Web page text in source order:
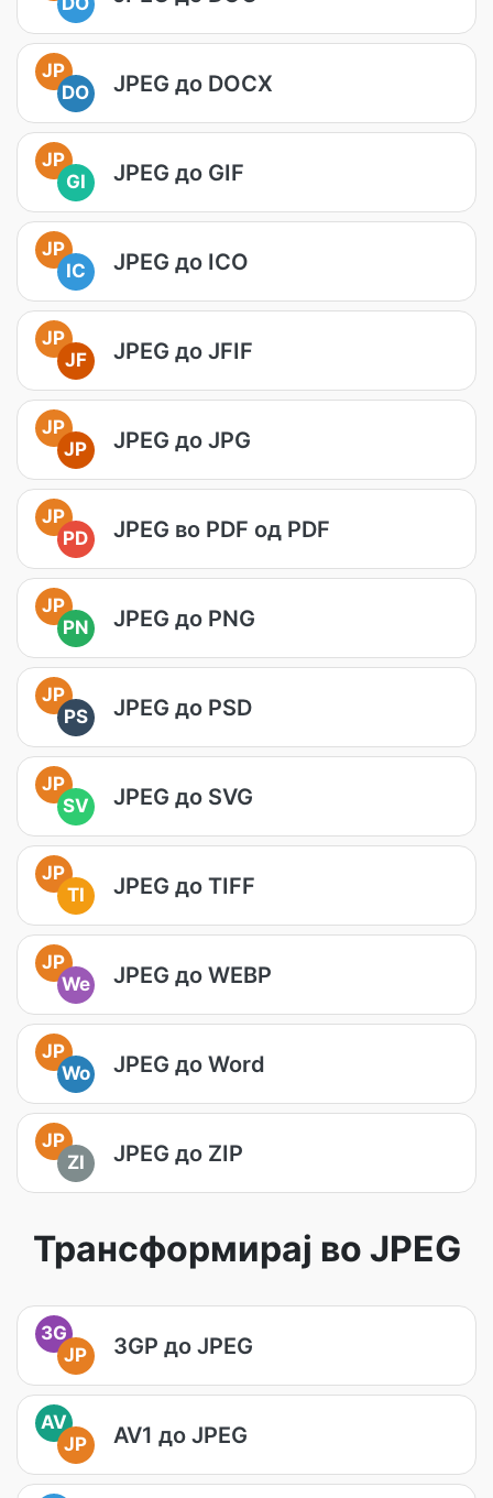
JP
DO
JPEG до DOCX
JP
GI
JPEG до GIF
JP
IC
JPEG до ICO
JP
JF
JPEG до JFIF
JP
JP
JPEG до JPG
JP
PD
JPEG во PDF од PDF
JP
PN
JPEG до PNG
JP
PS
JPEG до PSD
JP
SV
JPEG до SVG
JP
TI
JPEG до TIFF
JP
We
JPEG до WEBP
JP
Wo
JPEG до Word
JP
ZI
JPEG до ZIP
Трансформирај во JPEG
3G
JP
3GP до JPEG
AV
JP
AV1 до JPEG